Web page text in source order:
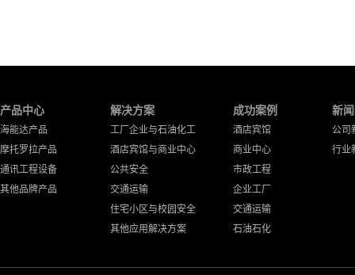
产品中心
海能达产品
摩托罗拉产品
通讯工程设备
其他品牌产品
解决方案
工厂企业与石油化工
酒店宾馆与商业中心
公共安全
交通运输
住宅小区与校园安全
其他应用解决方案
成功案例
酒店宾馆
商业中心
市政工程
企业工厂
交通运输
石油石化
新
公司
行业